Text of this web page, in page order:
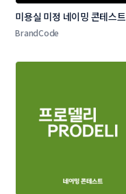
미용실 미정 네이밍 콘테스트
BrandCode